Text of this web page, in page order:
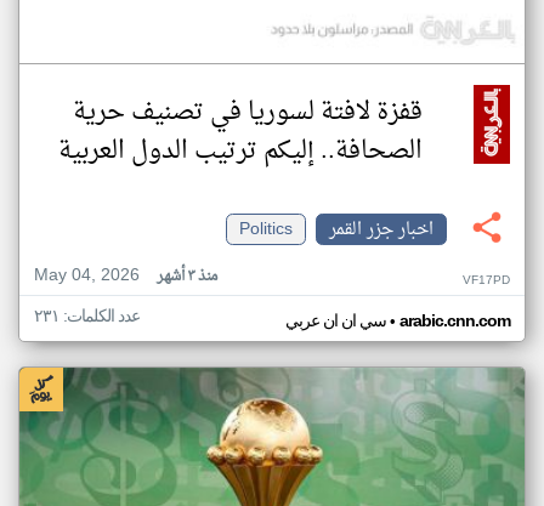
قفزة لافتة لسوريا في تصنيف حرية
الصحافة.. إليكم ترتيب الدول العربية
اخبار جزر القمر
Politics
May 04, 2026
منذ ٣ أشهر VF17PD
سي ان ان عربي• arabic.cnn.com عدد الكلمات: ٢٣١